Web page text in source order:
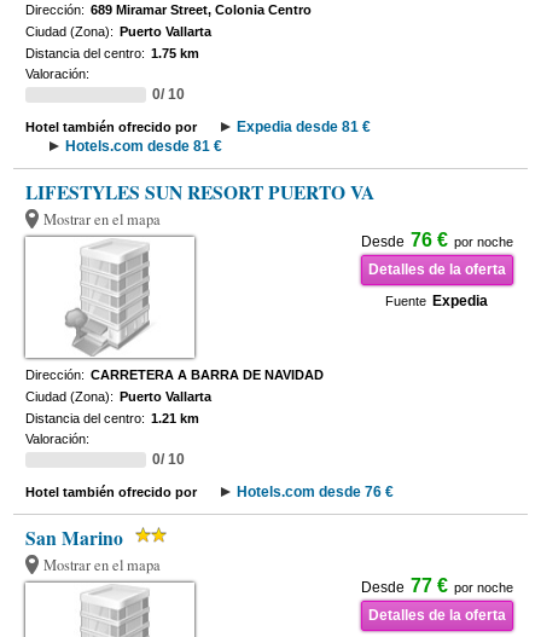
Dirección: 689 Miramar Street, Colonia Centro
Ciudad (Zona): Puerto Vallarta
Distancia del centro: 1.75 km
Valoración:
0/ 10
Hotel también ofrecido por
Expedia desde 81 €
Hotels.com desde 81 €
LIFESTYLES SUN RESORT PUERTO VA
Mostrar en el mapa
Desde 76 € por noche
Detalles de la oferta
Fuente Expedia
Dirección: CARRETERA A BARRA DE NAVIDAD
Ciudad (Zona): Puerto Vallarta
Distancia del centro: 1.21 km
Valoración:
0/ 10
Hotel también ofrecido por Hotels.com desde 76 €
San Marino
Mostrar en el mapa
Desde 77 € por noche
Detalles de la oferta